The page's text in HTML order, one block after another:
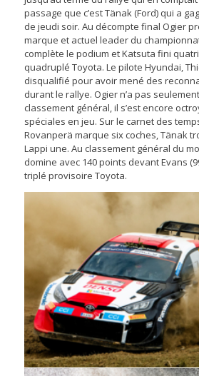
passage que c’est Tänak (Ford) qui a
de jeudi soir. Au décompte final Ogier
marque et actuel leader du
complète le podium et Katsuta fini
quadruplé Toyota. Le pilote Hyundai,
disqualifié pour avoir mené des
durant le rallye. Ogier n’a pas
classement général, il s’est encore
spéciales en jeu. Sur le carnet des
Rovanperä marque six coches, Tänak
Lappi une. Au classement général du
domine avec 140 points devant Evans
triplé provisoire Toyota.